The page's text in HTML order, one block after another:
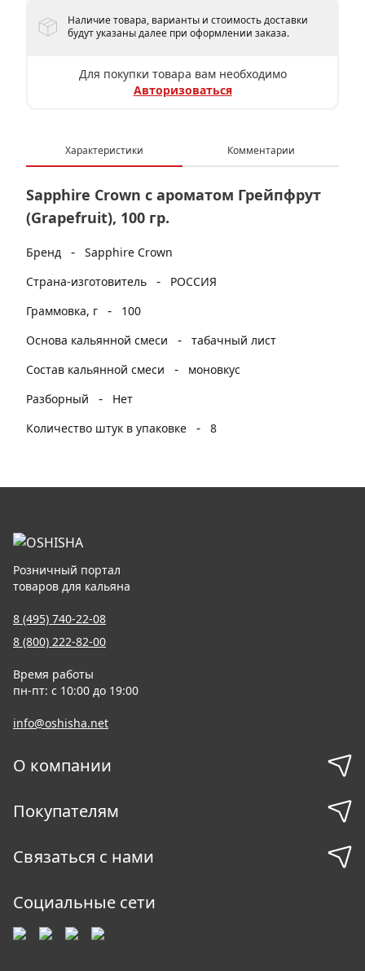
Наличие товара, варианты и стоимость доставки
будут указаны далее при оформлении заказа.
Для покупки товара вам необходимо
Авторизоваться
Характеристики Комментарии
Sapphire Crown с ароматом Грейпфрут
(Grapefruit), 100 гр.
Бренд - Sapphire Crown
Страна-изготовитель
-
РОССИЯ
Граммовка, г
-
100
Основа кальянной смеси
- табачный лист
Состав кальянной смеси
-
моновкус
Разборный
-
Нет
Количество штук в упаковке
- 8
Розничный портал
товаров для кальяна
8 (495) 740-22-08
8 (800) 222-82-00
Время работы
пн-пт: с 10:00 до 19:00
info@oshisha.net
О компании
Покупателям
Связаться с нами
Социальные сети